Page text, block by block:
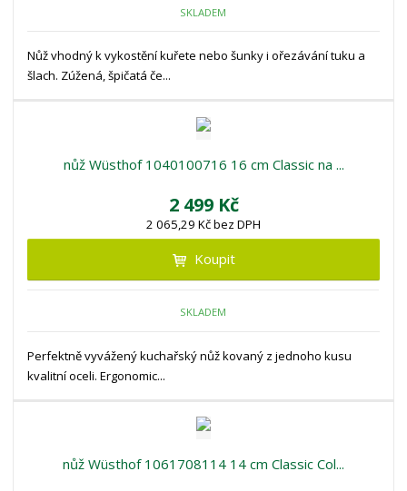
SKLADEM
Nůž vhodný k vykostění kuřete nebo šunky i ořezávání tuku a
šlach. Zúžená, špičatá če...
nůž Wüsthof 1040100716 16 cm Classic na ...
2 499 Kč
2 065,29 Kč bez DPH
Koupit
SKLADEM
Perfektně vyvážený kuchařský nůž kovaný z jednoho kusu
kvalitní oceli. Ergonomic...
nůž Wüsthof 1061708114 14 cm Classic Col...